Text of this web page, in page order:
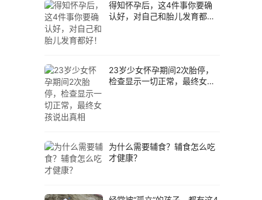
得知怀孕后，这4件事你要确
认好，对自己和胎儿发育都
23岁少女怀孕期间2次胎停，
检查显示一切正常，最终女孩
为什么需要辅食？辅食怎么吃
才健康？